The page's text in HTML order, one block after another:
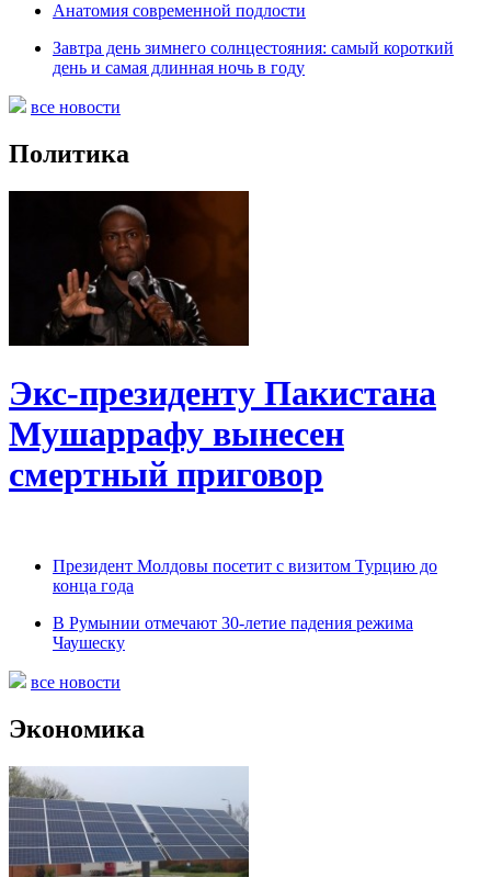
Анатомия современной подлости
Завтра день зимнего солнцестояния: самый короткий
день и самая длинная ночь в году
все новости
Политика
Экс-президенту Пакистана
Мушаррафу вынесен
смертный приговор
Президент Молдовы посетит с визитом Турцию до
конца года
В Румынии отмечают 30-летие падения режима
Чаушеску
все новости
Экономика